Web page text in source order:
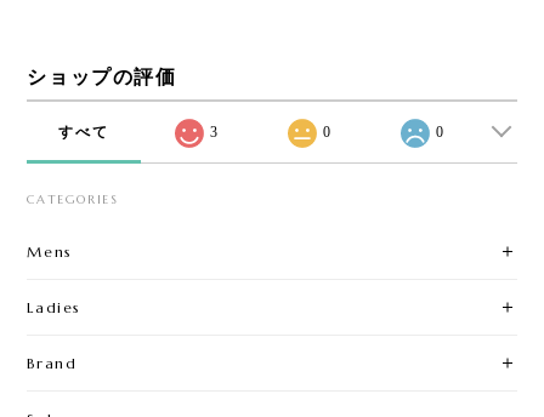
ショップの評価
すべて 3 0 0
CATEGORIES
Mens
Ladies
Brand